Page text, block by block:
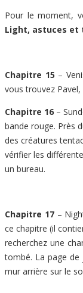
Pour le moment,
Light, astuces et
Chapitre 15 –
vous trouvez Pavel,
Chapitre 16 –
bande rouge. Près
des créatures
vérifier les
un bureau.
Chapitre 17–
ce chapitre (il
recherchez une
tombé. La page de
mur arrière sur le